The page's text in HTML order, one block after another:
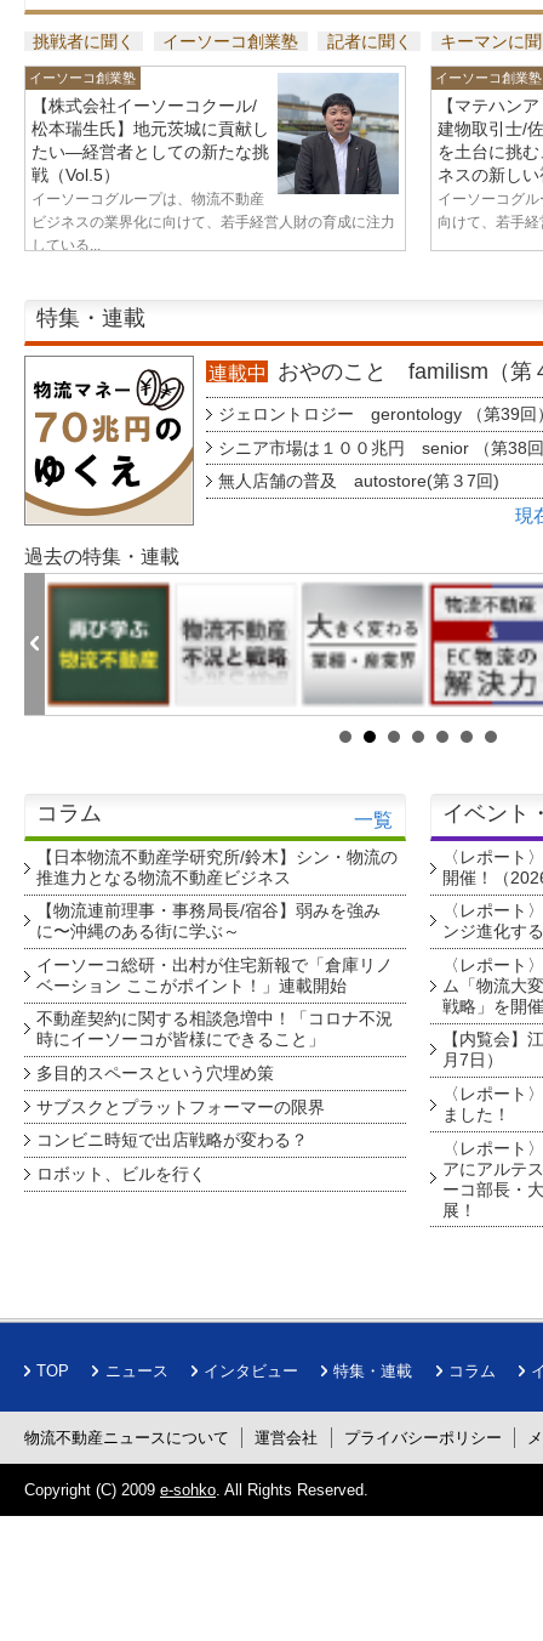
挑戦者に聞く イーソーコ創業塾 記者に聞く キーマンに
イーソーコ創業塾
【株式会社イーソーコクール/
松本瑞生氏】地元茨城に貢献し
たい—経営者としての新たな挑
戦（Vol.5）
イーソーコグループは、物流不動産
ビジネスの業界化に向けて、若手経営人財の育成に注力
している...
イーソーコ創業塾
【マテハン
建物取引士/
を土台に挑
ネスの新し
イーソーコグ
向けて、若手
特集・連載
連載中 おやのこと familism（第
ジェロントロジー gerontology （第39回
シニア市場は１００兆円 senior （第38
無人店舗の普及 autostore(第３7回)
現
過去の特集・連載
コラム 一覧
【日本物流不動産学研究所/鈴木】シン・物流の
推進力となる物流不動産ビジネス
【物流連前理事・事務局長/宿谷】弱みを強み
に〜沖縄のある街に学ぶ～
イーソーコ総研・出村が住宅新報で「倉庫リノ
ベーション ここがポイント！」連載開始
不動産契約に関する相談急増中！「コロナ不況
時にイーソーコが皆様にできること」
多目的スペースという穴埋め策
サブスクとプラットフォーマーの限界
コンビニ時短で出店戦略が変わる？
ロボット、ビルを行く
イベント
〈レポート
開催！（
〈レポート
ンジ進化す
〈レポート
ム「物流大
戦略」を開
【内覧会】
月7日）
〈レポート
ました！
〈レポート
アにアルテ
ーコ部長・
展！
TOP ニュース インタビュー 特集・連載 コラム
物流不動産ニュースについて 運営会社 プライバシーポリシー
Copyright (C) 2009 e-sohko . All Rights Reserved.